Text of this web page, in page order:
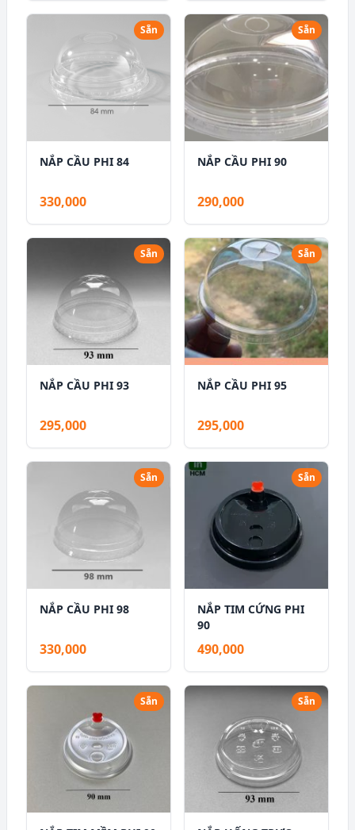
Sẵn
NẮP CẦU PHI 84
330,000
Sẵn
NẮP CẦU PHI 90
290,000
Sẵn
NẮP CẦU PHI 93
295,000
Sẵn
NẮP CẦU PHI 95
295,000
Sẵn
NẮP CẦU PHI 98
330,000
Sẵn
NẮP TIM CỨNG PHI
90
490,000
Sẵn Sẵn